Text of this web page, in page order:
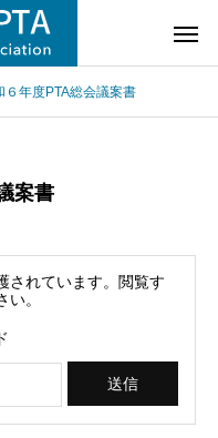
６年度PTA総会議案書
案書
されています。閲覧す
。